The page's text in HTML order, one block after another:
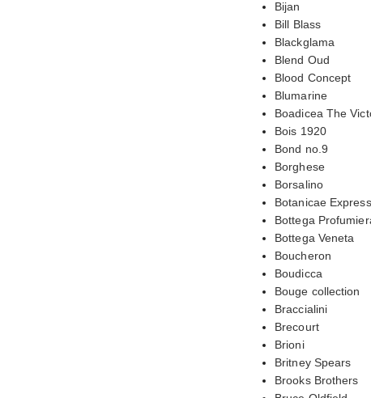
Bijan
Bill Blass
Blackglama
Blend Oud
Blood Concept
Blumarine
Boadicea The
Bois 1920
Bond no.9
Borghese
Borsalino
Botanicae
Bottega
Bottega Veneta
Boucheron
Boudicca
Bouge collection
Braccialini
Brecourt
Brioni
Britney Spears
Brooks Brothers